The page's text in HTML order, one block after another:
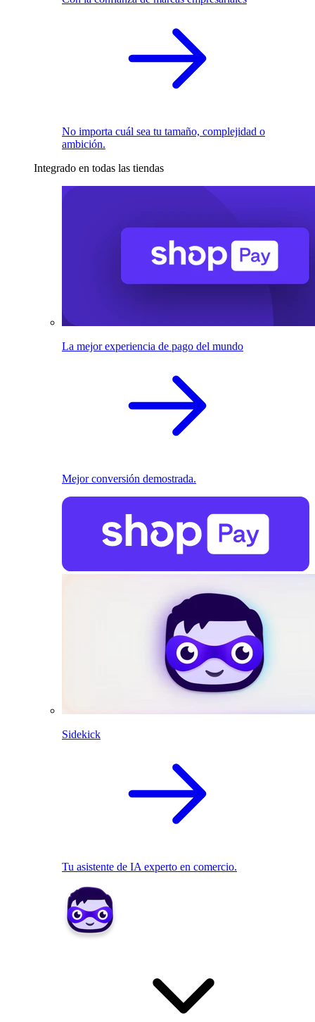
No importa cuál sea tu tamaño, complejidad o
ambición.
Integrado en todas las tiendas
La mejor experiencia de pago del mundo
Mejor conversión demostrada.
Sidekick
Tu asistente de IA experto en comercio.